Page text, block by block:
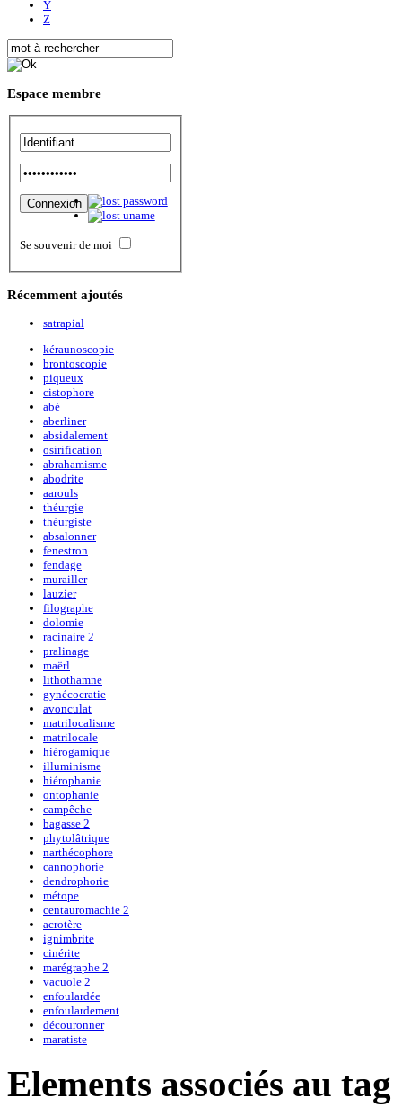
Y
Z
Espace membre
Se souvenir de moi
Récemment ajoutés
satrapial
kéraunoscopie
brontoscopie
piqueux
cistophore
abé
aberliner
absidalement
osirification
abrahamisme
abodrite
aarouls
théurgie
théurgiste
absalonner
fenestron
fendage
murailler
lauzier
filographe
dolomie
racinaire 2
pralinage
maërl
lithothamne
gynécocratie
avonculat
matrilocalisme
matrilocale
hiérogamique
illuminisme
hiérophanie
ontophanie
campêche
bagasse 2
phytolâtrique
narthécophore
cannophorie
dendrophorie
métope
centauromachie 2
acrotère
ignimbrite
cinérite
marégraphe 2
vacuole 2
enfoulardée
enfoulardement
découronner
maratiste
Elements associés au tag